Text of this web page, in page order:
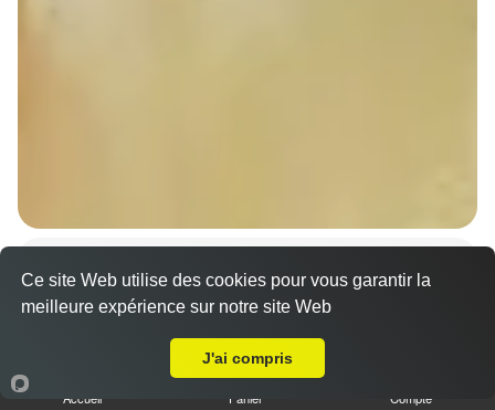
Dès7.00 €
Accueil Panier Compte
Ce site Web utilise des cookies pour vous garantir la
meilleure expérience sur notre site Web
J'ai compris